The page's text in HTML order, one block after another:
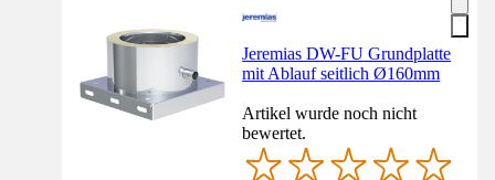
Jeremias DW-FU Grundplatte
mit Ablauf seitlich Ø160mm
Artikel wurde noch nicht
bewertet.